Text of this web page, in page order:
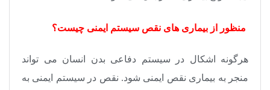
منظور از بیماری های نقص سیستم ایمنی چیست؟
هرگونه اشکال در سیستم دفاعی بدن انسان می تواند
منجر به بیماری نقص ایمنی شود. نقص در سیستم ایمنی به